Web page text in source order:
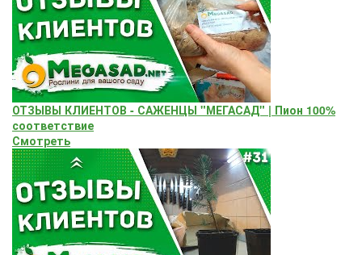
ОТЗЫВЫ КЛИЕНТОВ - САЖЕНЦЫ "МЕГАСАД" | Пион 100%
соответствие
Смотреть